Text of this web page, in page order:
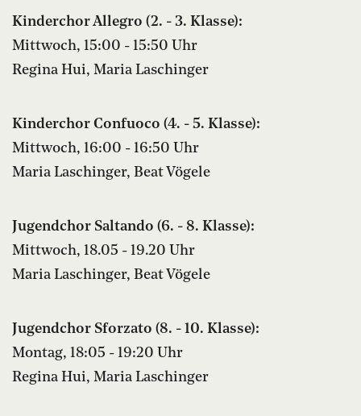
Kinderchor Allegro (2. - 3. Klasse):
Mittwoch, 15:00 - 15:50 Uhr
Regina Hui, Maria Laschinger
Kinderchor Confuoco (4. - 5. Klasse):
Mittwoch, 16:00 - 16:50 Uhr
Maria Laschinger, Beat Vögele
Jugendchor Saltando (6. - 8. Klasse):
Mittwoch, 18.05 - 19.20 Uhr
Maria Laschinger, Beat Vögele
Jugendchor Sforzato (8. - 10. Klasse):
Montag, 18:05 - 19:20 Uhr
Regina Hui, Maria Laschinger